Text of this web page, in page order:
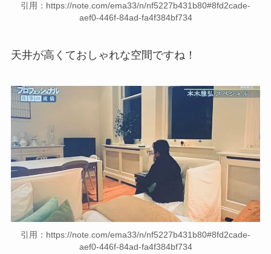
引用：https://note.com/ema33/n/nf5227b431b80#8fd2cade-
aef0-446f-84ad-fa4f384bf734
天井が高くておしゃれな空間ですね！
引用：https://note.com/ema33/n/nf5227b431b80#8fd2cade-
aef0-446f-84ad-fa4f384bf734